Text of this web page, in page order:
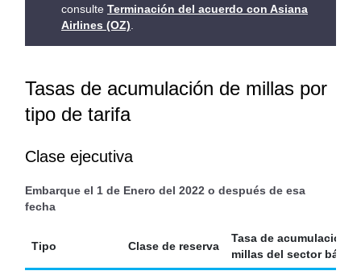
consulte Terminación del acuerdo con Asiana
Airlines (OZ)
Tasas de acumulación de millas por
tipo de tarifa
Clase ejecutiva
Embarque el 1 de Enero del 2022 o después de esa
fecha
Tipo Clase de reserva
Tasa de acumulación
millas del sector básico